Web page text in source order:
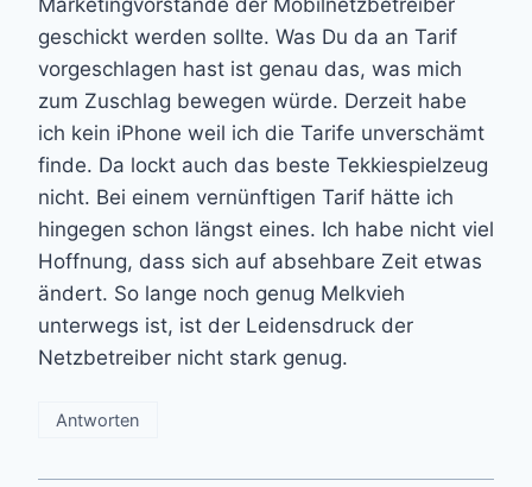
geschickt werden sollte. Was Du da an Tarif
vorgeschlagen hast ist genau das, was mich
zum Zuschlag bewegen würde. Derzeit habe
ich kein iPhone weil ich die Tarife unverschämt
finde. Da lockt auch das beste Tekkiespielzeug
nicht. Bei einem vernünftigen Tarif hätte ich
hingegen schon längst eines. Ich habe nicht viel
Hoffnung, dass sich auf absehbare Zeit etwas
ändert. So lange noch genug Melkvieh
unterwegs ist, ist der Leidensdruck der
Netzbetreiber nicht stark genug.
Antworten